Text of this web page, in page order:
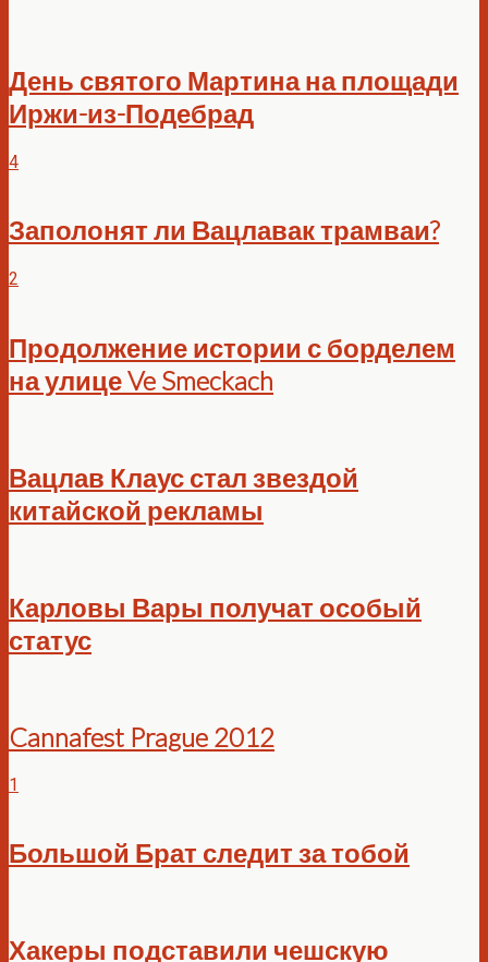
День святого Мартина на площади
Иржи-из-Подебрад
4
Заполонят ли Вацлавак трамваи?
2
Продолжение истории с борделем
на улице Ve Smeckach
Вацлав Клаус стал звездой
китайской рекламы
Карловы Вары получат особый
статус
Cannafest Prague 2012
1
Большой Брат следит за тобой
Хакеры подставили чешскую